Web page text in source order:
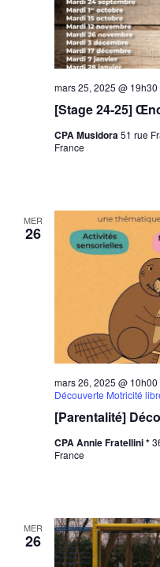
[Stage 24-25]
mars 25, 2025 @ 19h30
CPA Musidora51 rue
France
MER
26
[Parentalité]
mars 26, 2025 @ 10h00
Découverte Motricité
CPA Annie Fratellini *
France
MER
26